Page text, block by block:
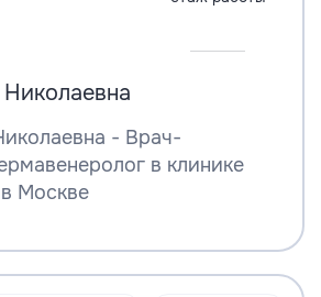
- Врач-
в клинике
Москве